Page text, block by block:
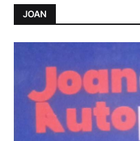
JOAN